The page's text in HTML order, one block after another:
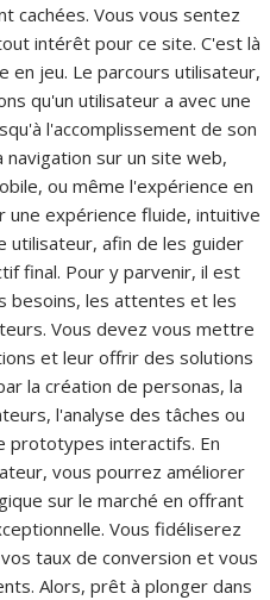
cachées. Vous vous sentez
intérêt pour ce site. C'est là
en jeu. Le parcours utilisateur,
qu'un utilisateur a avec une
l'accomplissement de son
navigation sur un site web,
ou même l'expérience en
expérience fluide, intuitive
utilisateur, afin de les guider
final. Pour y parvenir, il est
besoins, les attentes et les
Vous devez vous mettre
et leur offrir des solutions
la création de personas, la
l'analyse des tâches ou
prototypes interactifs. En
vous pourrez améliorer
sur le marché en offrant
Vous fidéliserez
taux de conversion et vous
Alors, prêt à plonger dans